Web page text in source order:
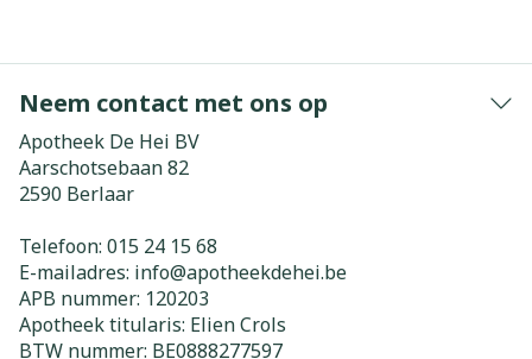
Neem contact met ons op
Apotheek De Hei BV
Aarschotsebaan 82
2590 Berlaar
Telefoon: 015 24 15 68
E-mailadres: info@apotheekdehei.be
APB nummer: 120203
Apotheek titularis: Elien Crols
BTW nummer: BE0888277597